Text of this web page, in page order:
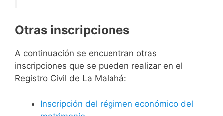
Otras inscripciones
A continuación se encuentran otras
inscripciones que se pueden realizar en el
Registro Civil de La Malahá:
Inscripción del régimen económico del